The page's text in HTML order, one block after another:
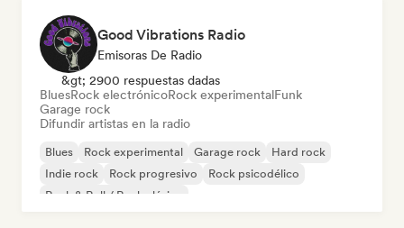
Good Vibrations Radio
Emisoras De Radio
&gt; 2900 respuestas dadas
BluesRock electrónicoRock experimentalFunk
Garage rock
Difundir artistas en la radio
Blues Rock experimental Garage rock
Hard rock
Indie rock
Rock progresivo
Rock psicodélico
Rock & Roll / Rock clásico